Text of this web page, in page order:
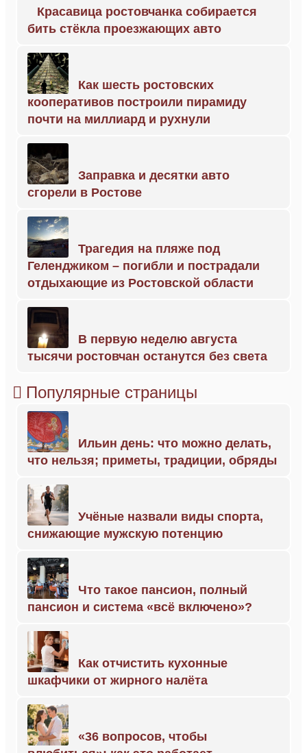
Красавица ростовчанка собирается
бить стёкла проезжающих авто
Как шесть ростовских
кооперативов построили пирамиду
почти на миллиард и рухнули
Заправка и десятки авто
сгорели в Ростове
Трагедия на пляже под
Геленджиком – погибли и пострадали
отдыхающие из Ростовской области
В первую неделю августа
тысячи ростовчан останутся без света
Популярные страницы
Ильин день: что можно делать,
что нельзя; приметы, традиции, обряды
Учёные назвали виды спорта,
снижающие мужскую потенцию
Что такое пансион, полный
пансион и система «всё включено»?
Как отчистить кухонные
шкафчики от жирного налёта
«36 вопросов, чтобы